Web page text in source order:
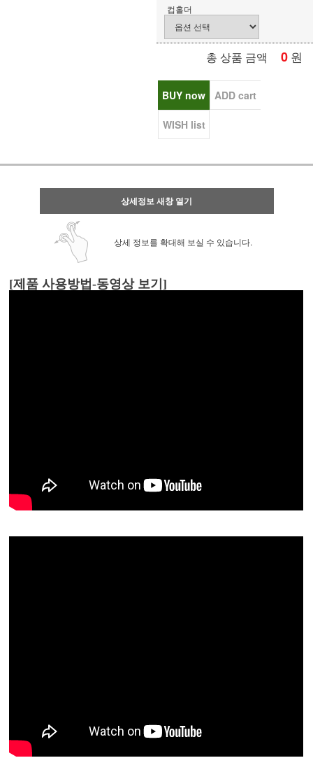
컵홀더
총 상품 금액 0 원
BUY now ADD cart
WISH list
상세정보 새창 열기
상세 정보를 확대해 보실 수 있습니다.
[제품 사용방법-동영상 보기]